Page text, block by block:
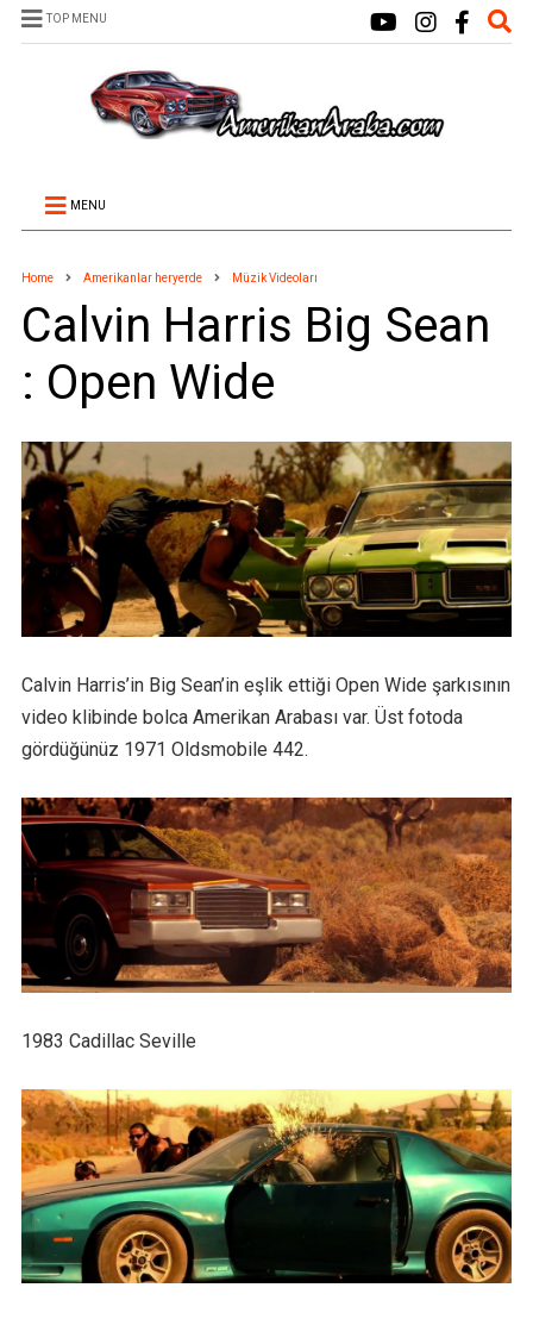
TOP MENU
MENU
Home Amerikanlar heryerde Müzik Videoları
Calvin Harris Big Sean
: Open Wide
Calvin Harris’in Big Sean’in eşlik ettiği Open Wide şarkısının
video klibinde bolca Amerikan Arabası var. Üst fotoda
gördüğünüz 1971 Oldsmobile 442.
1983 Cadillac Seville